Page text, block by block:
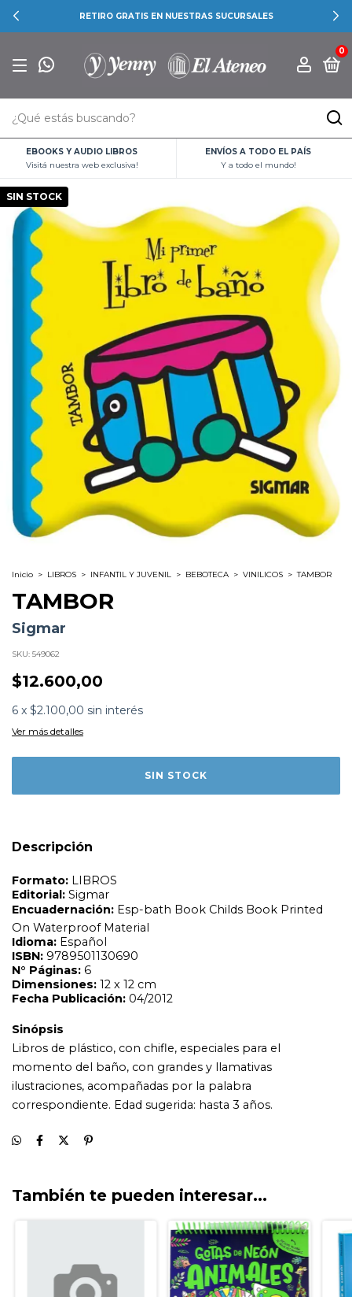
RETIRO GRATIS EN NUESTRAS SUCURSALES
0
EBOOKS Y AUDIO LIBROS
Visitá nuestra web exclusiva!
ENVÍOS A TODO EL PAÍS
Y a todo el mundo!
SIN STOCK
Inicio > LIBROS > INFANTIL Y JUVENIL > BEBOTECA > VINILICOS > TAMBOR
TAMBOR
Sigmar
SKU: 549062
$12.600,00
6 x $2.100,00 sin interés
Ver más detalles
Descripción
Formato:LIBROS
Encuadernación:Esp-bath Book Childs Book Printed
ISBN:9789501130690
Libros de plástico, con chifle, especiales para el
momento del baño, con grandes y llamativas
ilustraciones, acompañadas por la palabra
correspondiente. Edad sugerida: hasta 3 años.
También te pueden interesar...